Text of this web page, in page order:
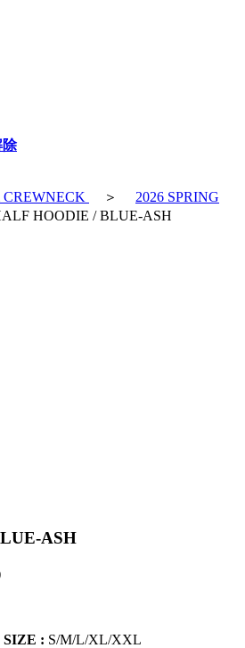
除
＞ 2026 SPRING
HOODIE / BLUE-ASH
ASH
SIZE : S/M/L/XL/XXL